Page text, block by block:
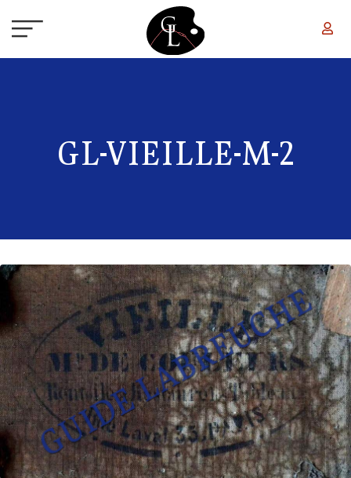
GL-VIEILLE-M-2